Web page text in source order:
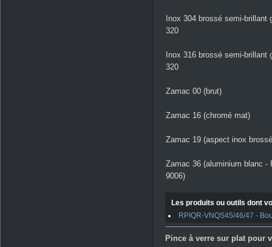
Inox 304 brossé semi-brillant
320
Inox 316 brossé semi-brillant
320
Zamac 00 (brut)
Zamac 16 (chromé mat)
Zamac 19 (aspect inox
Zamac 36 (aluminium blanc -
9006)
Les produits ou outils dont
RPIQR-VNQS45/46/47 -
Pince à verre sur plat pour